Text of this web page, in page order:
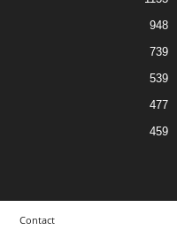
948
739
539
477
459
Contact